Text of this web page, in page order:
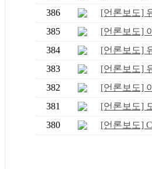
386
[언론보도]
385
[언론보도]
384
[언론보도]
383
[언론보도]
382
[언론보도]
381
[언론보도]
380
[언론보도]